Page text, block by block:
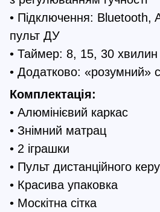
• Підключення: Bluetooth,
пульт ДУ
• Таймер: 8, 15, 30 хвилин
• Додатково: «розумний»
Комплектація:
• Алюмінієвий каркас
• Знімний матрац
• 2 іграшки
• Пульт дистанційного
• Красива упаковка
• Москітна сітка